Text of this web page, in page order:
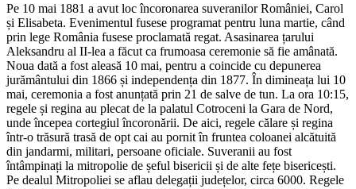
Pe 10 mai 1881 a avut loc încoronarea suveranilor României, Carol
și Elisabeta. Evenimentul fusese programat pentru luna martie, când
prin lege România fusese proclamată regat. Asasinarea țarului
Aleksandru al II-lea a făcut ca frumoasa ceremonie să fie amânată.
Noua dată a fost aleasă 10 mai, pentru a coincide cu depunerea
jurământului din 1866 și independența din 1877. În dimineața lui 10
mai, ceremonia a fost anunțată prin 21 de salve de tun. La ora 10:15,
regele și regina au plecat de la palatul Cotroceni la Gara de Nord,
unde începea cortegiul încoronării. De aici, regele călare și regina
într-o trăsură trasă de opt cai au pornit în fruntea coloanei alcătuită
din jandarmi, militari, persoane oficiale. Suveranii au fost
întâmpinați la mitropolie de șeful bisericii și de alte fețe bisericești.
Pe dealul Mitropoliei se aflau delegații județelor, circa 6000. Regele